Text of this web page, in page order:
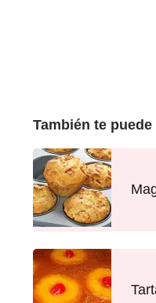
También te